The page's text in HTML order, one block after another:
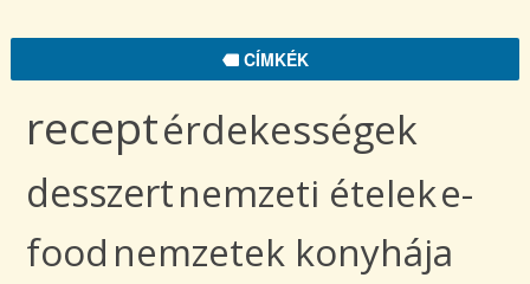
CÍMKÉK
receptérdekességek
desszertnemzeti ételeke-
food nemzetek konyhája